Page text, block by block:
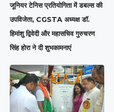
जूनियर टेनिस प्रतियोगिता में डबल्स की
उपविजेता, CGSTA अध्यक्ष डॉ.
हिमांशु द्विवेदी और महासचिव गुरुचरण
सिंह होरा ने दी शुभकामनाएं